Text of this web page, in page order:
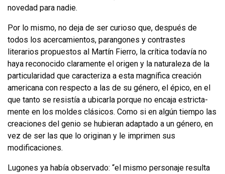
novedad para nadie.
Por lo mismo, no deja de ser curioso que, después de
todos los acercamientos, parangones y contrastes
literarios propuestos al Martín Fierro, la crítica toda­vía no
haya reconocido claramente el origen y la naturaleza de la
particularidad que caracteriza a esta magnífica creación
americana con respecto a las de su gé­nero, el épico, en el
que tanto se resistía a ubicarla porque no encaja estricta­
mente en los moldes clásicos. Como si en algún tiempo las
creaciones del genio se hubieran adaptado a un género, en
vez de ser las que lo originan y le impri­men sus
modificaciones.
Lugones ya había observado: “el mismo personaje resulta